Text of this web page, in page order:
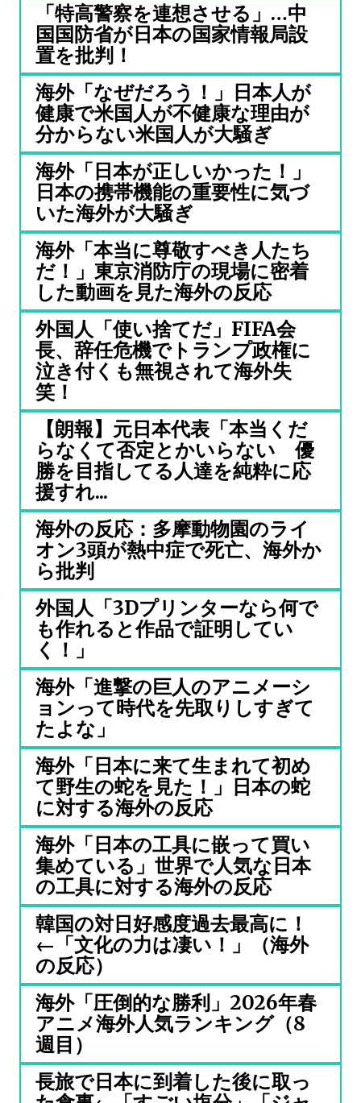
「特高警察を連想させる」…中
国国防省が日本の国家情報局設
置を批判！
海外「なぜだろう！」日本人が
健康で米国人が不健康な理由が
分からない米国人が大騒ぎ
海外「日本が正しいかった！」
日本の携帯機能の重要性に気づ
いた海外が大騒ぎ
海外「本当に尊敬すべき人たち
だ！」東京消防庁の現場に密着
した動画を見た海外の反応
外国人「使い捨てだ」FIFA会
長、辞任危機でトランプ政権に
泣き付くも無視されて海外失
笑！
【朗報】元日本代表「本当くだ
らなくて否定とかいらない 優
勝を目指してる人達を純粋に応
援すれ...
海外の反応：多摩動物園のライ
オン3頭が熱中症で死亡、海外か
ら批判
外国人「3Dプリンターなら何で
も作れると作品で証明してい
く！」
海外「進撃の巨人のアニメーシ
ョンって時代を先取りしすぎて
たよな」
海外「日本に来て生まれて初め
て野生の蛇を見た！」日本の蛇
に対する海外の反応
海外「日本の工具に嵌って買い
集めている」世界で人気な日本
の工具に対する海外の反応
韓国の対日好感度過去最高に！
←「文化の力は凄い！」（海外
の反応）
海外「圧倒的な勝利」2026年春
アニメ海外人気ランキング（8
週目）
長旅で日本に到着した後に取っ